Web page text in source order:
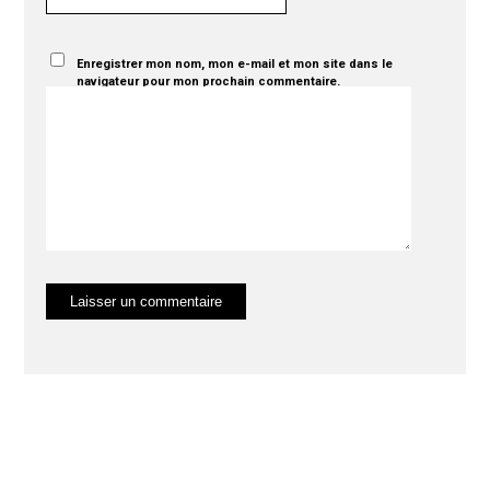
Enregistrer mon nom, mon e-mail et mon site dans le
navigateur pour mon prochain commentaire.